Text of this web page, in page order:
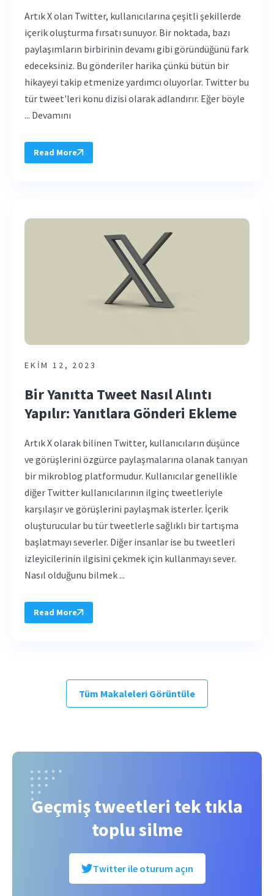
Artık X olan Twitter, kullanıcılarına çeşitli şekillerde
içerik oluşturma fırsatı sunuyor. Bir noktada, bazı
paylaşımların birbirinin devamı gibi göründüğünü fark
edeceksiniz. Bu gönderiler harika çünkü bütün bir
hikayeyi takip etmenize yardımcı oluyorlar. Twitter bu
tür tweet'leri konu dizisi olarak adlandırır. Eğer böyle
... Devamını
Read More
EKIM 12, 2023
Bir Yanıtta Tweet Nasıl Alıntı
Yapılır: Yanıtlara Gönderi Ekleme
Artık X olarak bilinen Twitter, kullanıcıların düşünce
ve görüşlerini özgürce paylaşmalarına olanak tanıyan
bir mikroblog platformudur. Kullanıcılar genellikle
diğer Twitter kullanıcılarının ilginç tweetleriyle
karşılaşır ve görüşlerini paylaşmak isterler. İçerik
oluşturucular bu tür tweetlerle sağlıklı bir tartışma
başlatmayı severler. Diğer insanlar ise bu tweetleri
izleyicilerinin ilgisini çekmek için kullanmayı sever.
Nasıl olduğunu bilmek ...
Read More
Tüm Makaleleri Görüntüle
Geçmiş tweetleri tek tıkla
toplu silme
Twitter ile oturum açın